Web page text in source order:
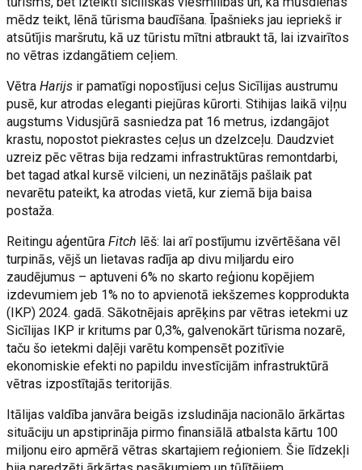
mēdz teikt, lēnā tūrisma baudīšana. Īpašnieks jau iepriekš ir
atsūtījis maršrutu, kā uz tūristu mītni atbraukt tā, lai izvairītos
no vētras izdangātiem ceļiem.
VētraHarijs ir pamatīgi nopostījusi ceļus Sicīlijas austrumu
pusē, kur atrodas eleganti piejūras kūrorti. Stihijas laikā viļņu
augstums Vidusjūrā sasniedza pat 16 metrus, izdangājot
krastu, nopostot piekrastes ceļus un dzelzceļu. Daudzviet
uzreiz pēc vētras bija redzami infrastruktūras remontdarbi,
bet tagad atkal kursē vilcieni, un nezinātājs pašlaik pat
nevarētu pateikt, ka atrodas vietā, kur ziemā bija baisa
postaža.
Reitingu aģentūraFitch lēš: lai arī postījumu izvērtēšana vēl
turpinās, vējš un lietavas radīja ap divu miljardu eiro
zaudējumus – aptuveni 6% no skarto reģionu kopējiem
izdevumiem jeb 1% no to apvienotā iekšzemes kopprodukta
(IKP) 2024. gadā. Sākotnējais aprēķins par vētras ietekmi uz
Sicīlijas IKP ir kritums par 0,3%, galvenokārt tūrisma nozarē,
taču šo ietekmi daļēji varētu kompensēt pozitīvie
ekonomiskie efekti no papildu investīcijām infrastruktūrā
vētras izpostītajās teritorijās.
Itālijas valdība janvāra beigās izsludināja nacionālo ārkārtas
situāciju un apstiprināja pirmo finansiālā atbalsta kārtu 100
miljonu eiro apmērā vētras skartajiem reģioniem. Šie līdzekļi